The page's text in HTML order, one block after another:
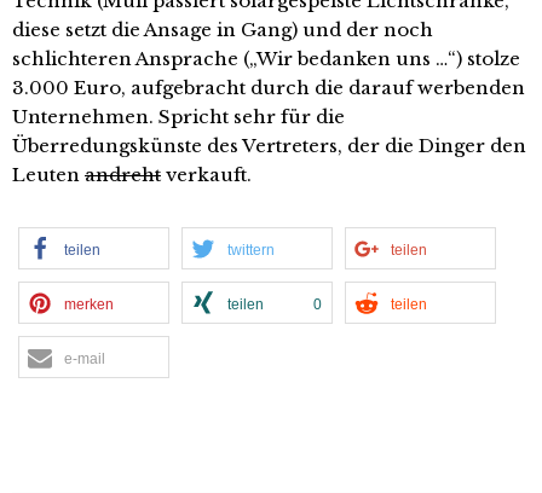
diese setzt die Ansage in Gang) und der noch
schlichteren Ansprache („Wir bedanken uns …“) stolze
3.000 Euro, aufgebracht durch die darauf werbenden
Unternehmen. Spricht sehr für die
Überredungskünste des Vertreters, der die Dinger den
Leuten andreht verkauft.
teilen twittern teilen
merken teilen 0 teilen
e-mail